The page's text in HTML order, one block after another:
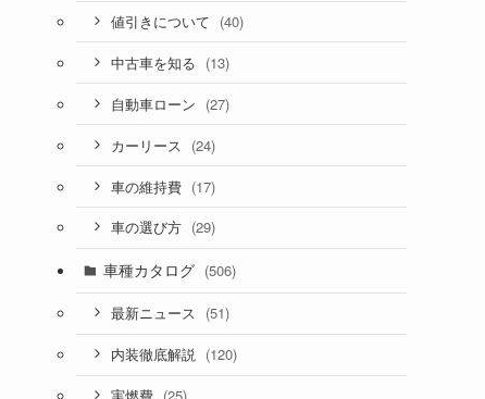
値引きについて (40)
中古車を知る (13)
自動車ローン (27)
カーリース (24)
車の維持費 (17)
車の選び方 (29)
車種カタログ (506)
最新ニュース (51)
内装徹底解説 (120)